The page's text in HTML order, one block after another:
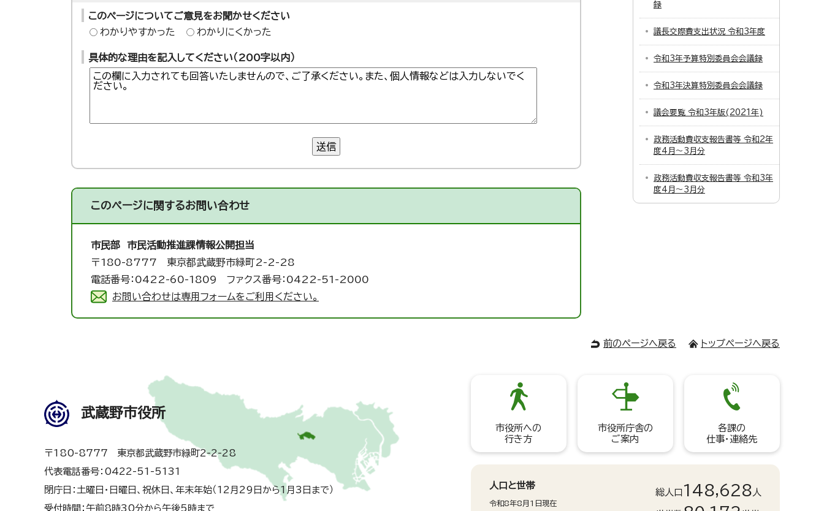
このページについてご意見をお聞かせください
わかりやすかった
わかりにくかった
具体的な理由を記入してください（200字以内）
送信
このページに関するお問い合わせ
市民部 市民活動推進課情報公開担当
〒180-8777 東京都武蔵野市緑町2-2-28
電話番号：0422-60-1809 ファクス番号：0422-51-2000
お問い合わせは専用フォームをご利用ください。
録
議長交際費支出状況 令和3年度
令和3年予算特別委員会会議録
令和3年決算特別委員会会議録
議会要覧 令和3年版(2021年)
政務活動費収支報告書等 令和2年
度4月～3月分
政務活動費収支報告書等 令和3年
度4月～3月分
前のページへ戻る トップページへ戻る
武蔵野市役所
〒180-8777 東京都武蔵野市緑町2-2-28
代表電話番号：0422-51-5131
閉庁日：土曜日・日曜日、祝休日、年末年始（12月29日から1月3日まで）
受付時間：午前8時30分から午後5時まで
市役所への
行き方
市役所庁舎の
ご案内
各課の
仕事・連絡先
人口と世帯
令和8年8月1日現在
総人口 148,628 人